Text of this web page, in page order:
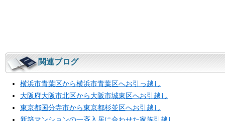
関連ブログ
横浜市青葉区から横浜市青葉区へお引っ越し
大阪府大阪市北区から大阪市城東区へお引越し
東京都国分寺市から東京都杉並区へお引越し